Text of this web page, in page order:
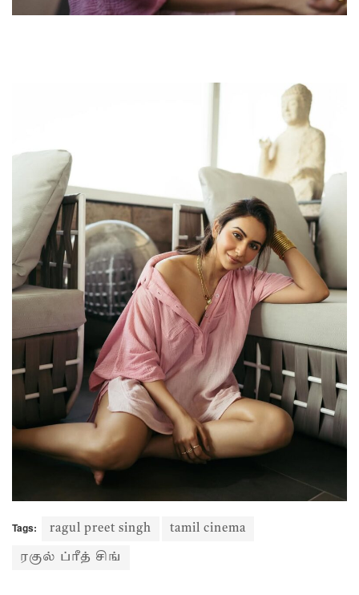
Tags: ragul preet singh tamil cinema
ரகுல் ப்ரீத் சிங்